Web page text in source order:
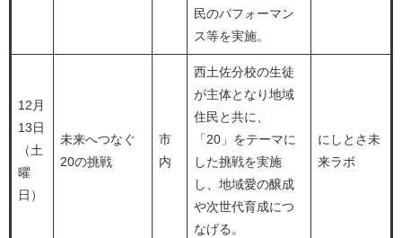
民のパフォーマン
ス等を実施。
12月
13日
（土
曜
日）
未来へつなぐ
20の挑戦
市
内
西土佐分校の生徒
が主体となり地域
住民と共に、
「20」をテーマに
した挑戦を実施
し、地域愛の醸成
や次世代育成につ
なげる。
にしとさ未
来ラボ